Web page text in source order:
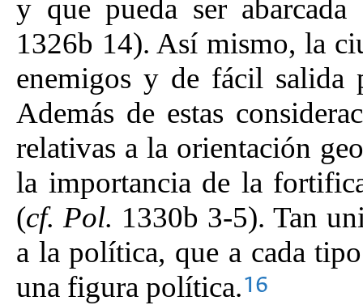
y que pueda ser
1326b 14). Así mismo, la
enemigos y de fácil salida
Además de estas
relativas a la orientación
la importancia de la
(cf. Pol. 1330b 3-5). Tan
a la política, que a cada
una figura política.16